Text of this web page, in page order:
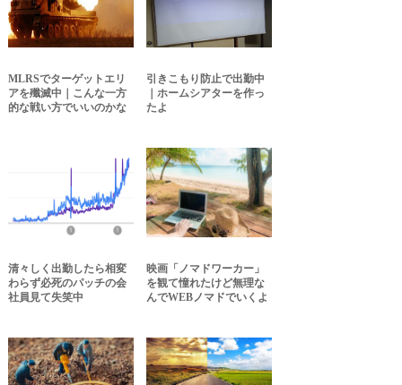
MLRSでターゲットエリ
アを殲滅中｜こんな一方
的な戦い方でいいのかな
引きこもり防止で出勤中
｜ホームシアターを作っ
たよ
清々しく出勤したら相変
わらず必死のパッチの会
社員見て失笑中
映画「ノマドワーカー」
を観て憧れたけど無理な
んでWEBノマドでいくよ